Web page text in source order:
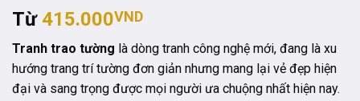
Từ415.000VND
Tranh trao tường là dòng tranh công nghệ mới, đang là xu
hướng trang trí tường đơn giản nhưng mang lại vẻ đẹp hiện
đại và sang trọng được mọi người ưa chuộng nhất hiện nay.